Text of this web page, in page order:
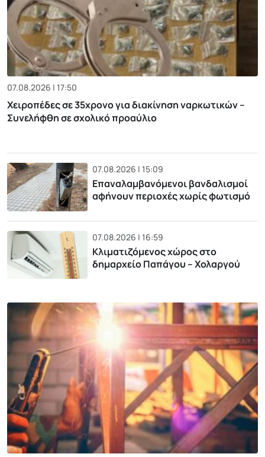
07.08.2026 | 17:50
Χειροπέδες σε 35χρονο για διακίνηση ναρκωτικών –
Συνελήφθη σε σχολικό προαύλιο
07.08.2026 | 15:09
Επαναλαμβανόμενοι βανδαλισμοί
αφήνουν περιοχές χωρίς φωτισμό
07.08.2026 | 16:59
Κλιματιζόμενος χώρος στο
δημαρχείο Παπάγου – Χολαργού